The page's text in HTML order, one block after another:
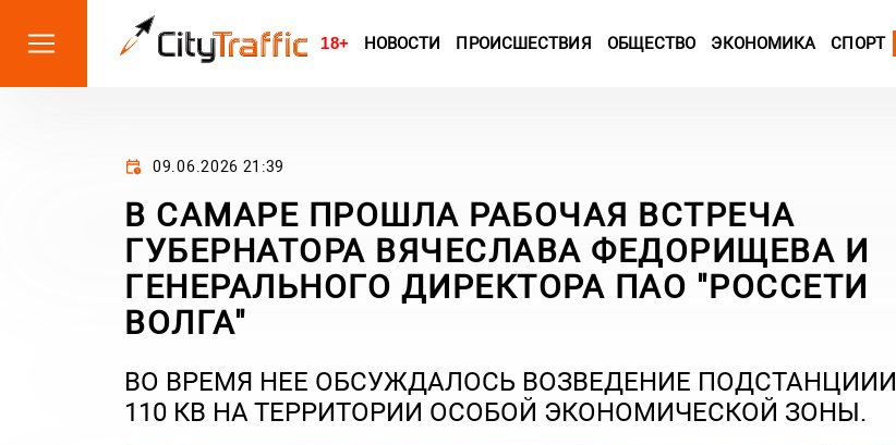
18+ НОВОСТИ ПРОИСШЕСТВИЯ ОБЩЕСТВО ЭКОНОМИКА СПОРТ
09.06.2026 21:39
В САМАРЕ ПРОШЛА РАБОЧАЯ ВСТРЕЧА
ГУБЕРНАТОРА ВЯЧЕСЛАВА ФЕДОРИЩЕВА И
ГЕНЕРАЛЬНОГО ДИРЕКТОРА ПАО "РОССЕТИ
ВОЛГА"
ВО ВРЕМЯ НЕЕ ОБСУЖДАЛОСЬ ВОЗВЕДЕНИЕ ПОДСТАНЦИИИ
110 КВ НА ТЕРРИТОРИИ ОСОБОЙ ЭКОНОМИЧЕСКОЙ ЗОНЫ.